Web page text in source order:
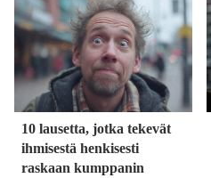
10 lausetta, jotka tekevät
ihmisestä henkisesti
raskaan kumppanin